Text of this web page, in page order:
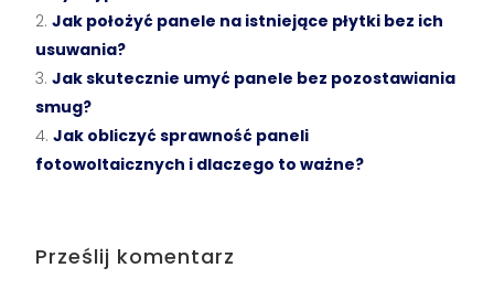
Jak położyć panele na istniejące płytki bez ich
usuwania?
Jak skutecznie umyć panele bez pozostawiania
smug?
Jak obliczyć sprawność paneli
fotowoltaicznych i dlaczego to ważne?
Prześlij komentarz